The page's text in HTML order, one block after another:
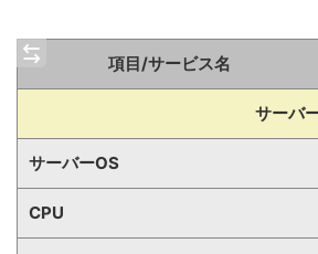
項目/サービス名
サーバ
サーバーOS
CPU